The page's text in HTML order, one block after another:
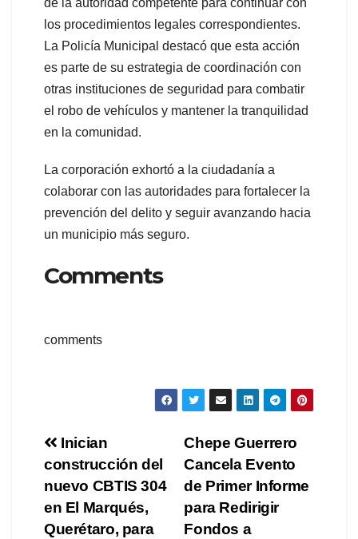
los procedimientos legales correspondientes.
La Policía Municipal destacó que esta acción
es parte de su estrategia de coordinación con
otras instituciones de seguridad para combatir
el robo de vehículos y mantener la tranquilidad
en la comunidad.
La corporación exhortó a la ciudadanía a
colaborar con las autoridades para fortalecer la
prevención del delito y seguir avanzando hacia
un municipio más seguro.
Comments
comments
Navegación
de
entradas
Chepe Guerrero
Cancela Evento
de Primer Informe
para Redirigir
Fondos a
Inician
construcción del
nuevo CBTIS 304
en El Marqués,
Querétaro, para